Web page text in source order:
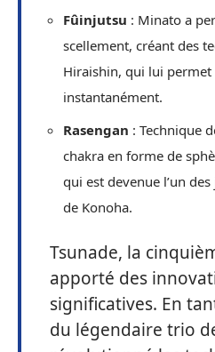
Fûinjutsu : Minato a
scellement, créant des
Hiraishin, qui lui
instantanément.
Rasengan : Technique
chakra en forme de
qui est devenue l’un
de Konoha.
Tsunade, la
apporté des
significatives. En
du légendaire trio